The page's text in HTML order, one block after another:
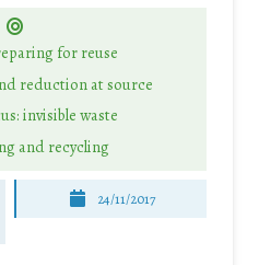
for reuse
reduction at source
invisible waste
and recycling
24/11/2017